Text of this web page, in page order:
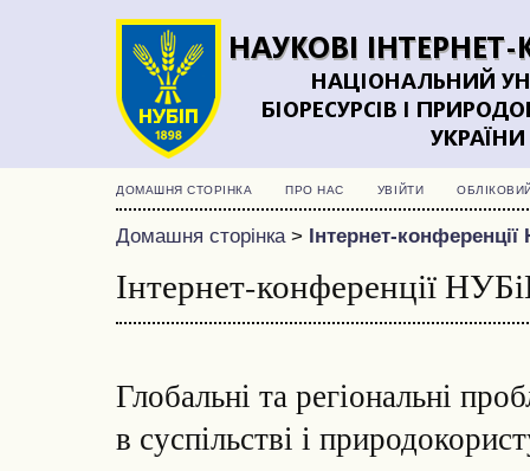
ДОМАШНЯ СТОРІНКА ПРО НАС УВІЙТИ
Домашня сторінка> Інтернет-
Інтернет-конференції
Глобальні та регіональні
в суспільстві і